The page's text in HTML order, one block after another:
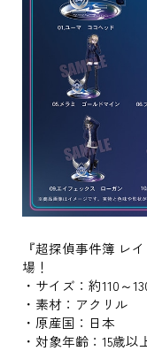
『超探偵事件簿 レ
場！
・サイズ：約110～
・素材：アクリル
・原産国：日本
・対象年齢：15歳以